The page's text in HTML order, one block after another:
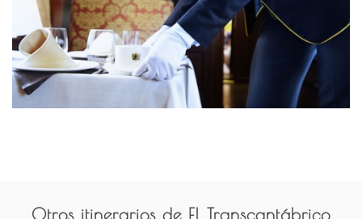
Otros itinerarios de El Transcantábrico